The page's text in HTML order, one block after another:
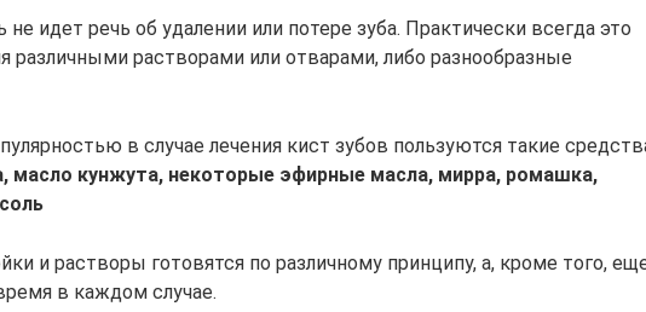
не идет речь об удалении или потере зуба. Практически всегда это
различными растворами или отварами, либо разнообразные
в случае лечения кист зубов пользуются такие
масло кунжута, некоторые эфирные масла, мирра, ромашка,
и растворы готовятся по различному принципу, а, кроме того,
в каждом случае.